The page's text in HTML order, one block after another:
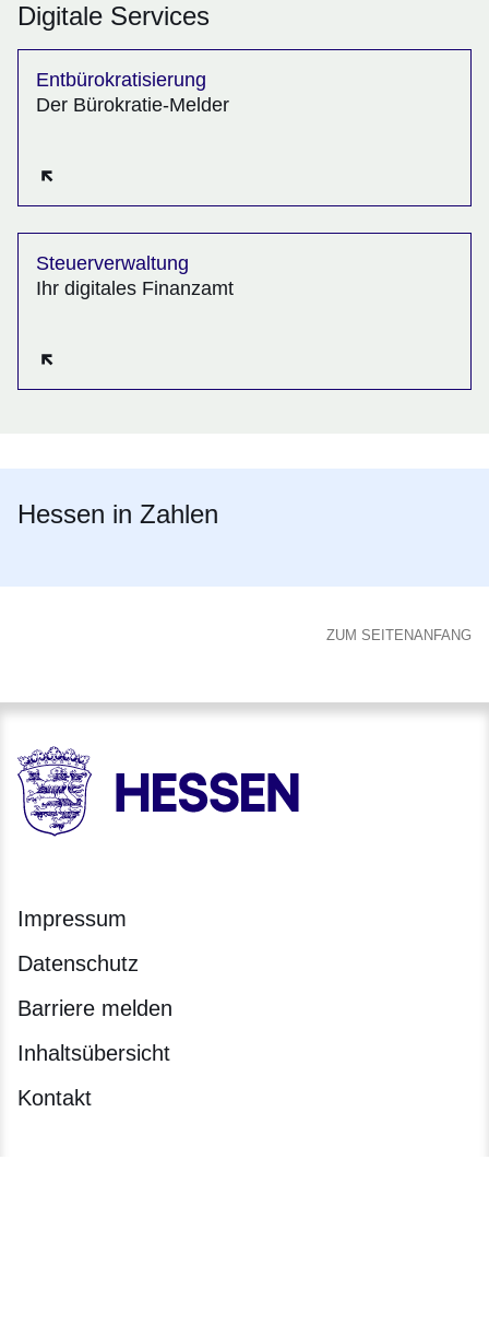
Digitale Services
Entbürokratisierung
Der Bürokratie-Melder
Steuerverwaltung
Ihr digitales Finanzamt
Hessen in Zahlen
ZUM SEITENANFANG
HESSEN - Hessische Landesregierung
Impressum
Datenschutz
Barriere melden
Inhaltsübersicht
Kontakt